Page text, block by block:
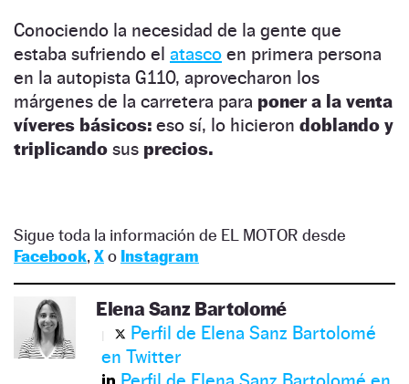
Conociendo la necesidad de la gente que
estaba sufriendo el atasco en primera persona
en la autopista G110, aprovecharon los
márgenes de la carretera para poner a la venta
víveres básicos: eso sí, lo hicieron doblando y
triplicando sus precios.
Sigue toda la información de EL MOTOR desde
Facebook, Xo Instagram
Elena Sanz Bartolomé
Perfil de Elena Sanz Bartolomé
en Twitter